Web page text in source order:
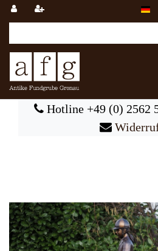
Hotline +49 (0) 2562